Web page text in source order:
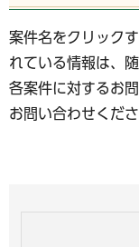
案件名をクリック
れている情報は、
各案件に対するお
お問い合わせくださ